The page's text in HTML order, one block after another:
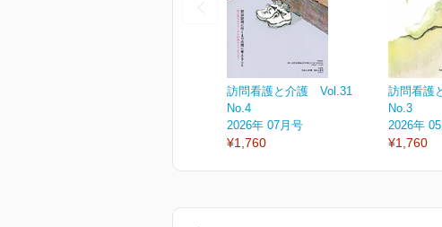
訪問看護と介護 Vol.31
No.4
2026年 07月号
¥1,760
訪問看護
No.3
2026年
¥1,760